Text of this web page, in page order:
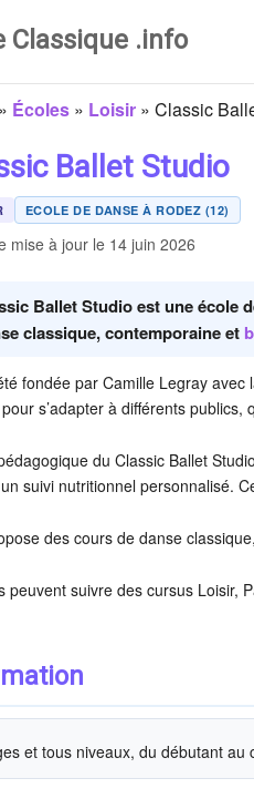
Classique .info
» Écoles » Loisir » Classic
Ballet Studio
ECOLE DE DANSE À RODEZ (12)
mise à jour le 14 juin 2026
Ballet Studio est une école
classique, contemporaine et
fondée par Camille Legray
s’adapter à différents publics,
du Classic Ballet
suivi nutritionnel personnalisé.
des cours de danse
peuvent suivre des cursus Loisir,
et tous niveaux, du débutant au